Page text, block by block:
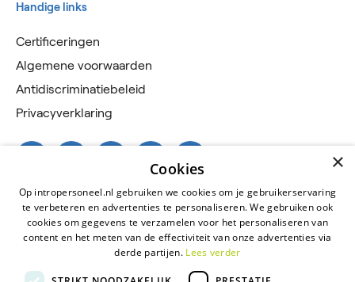
Handige links
Certificeringen
Algemene voorwaarden
Antidiscriminatiebeleid
Privacyverklaring
2026 © Intro Personeel
×
Cookies
Op intropersoneel.nl gebruiken we cookies om je gebruikerservaring
te verbeteren en advertenties te personaliseren. We gebruiken ook
cookies om gegevens te verzamelen voor het personaliseren van
content en het meten van de effectiviteit van onze advertenties via
derde partijen. Lees verder